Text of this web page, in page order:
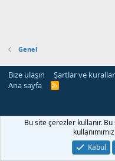
Genel
Bize ulaşın Şartlar ve kurallar
Ana sayfa
R
Bu site çerezler kullanır.
Kabul